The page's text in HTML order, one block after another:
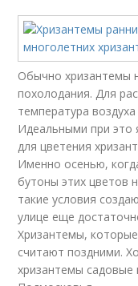
Обычно хризантемы
похолодания. Для
температура
Идеальными при это
для цветения
Именно осенью,
бутоны этих цветов
такие условия
улице еще
Хризантемы,
считают поздними.
хризантемы садовые